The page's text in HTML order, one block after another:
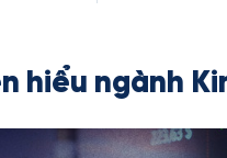
hiểu ngành